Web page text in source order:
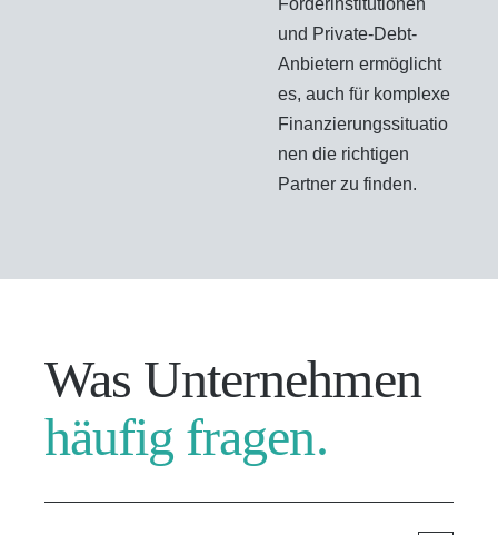
Förderinstitutionen
und Private-Debt-
Anbietern ermöglicht
es, auch für komplexe
Finanzierungssituatio
nen die richtigen
Partner zu finden.
Was Unternehmen
häufig fragen.